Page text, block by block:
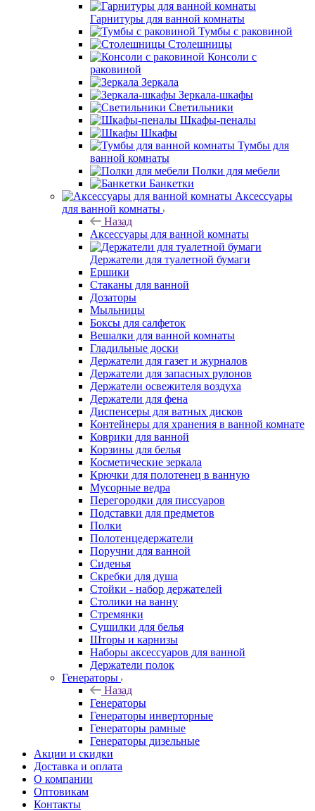
Гарнитуры для ванной комнаты
Тумбы с раковиной
Столешницы
Консоли с
раковиной
Зеркала
Зеркала-шкафы
Светильники
Шкафы-пеналы
Шкафы
Тумбы для
ванной комнаты
Полки для мебели
Банкетки
Аксессуары
для ванной комнаты
Назад
Аксессуары для ванной комнаты
Держатели для туалетной бумаги
Ершики
Стаканы для ванной
Дозаторы
Мыльницы
Боксы для салфеток
Вешалки для ванной комнаты
Гладильные доски
Держатели для газет и журналов
Держатели для запасных рулонов
Держатели освежителя воздуха
Держатели для фена
Диспенсеры для ватных дисков
Контейнеры для хранения в ванной комнате
Коврики для ванной
Корзины для белья
Косметические зеркала
Крючки для полотенец в ванную
Мусорные ведра
Перегородки для писсуаров
Подставки для предметов
Полки
Полотенцедержатели
Поручни для ванной
Сиденья
Скребки для душа
Стойки - набор держателей
Столики на ванну
Стремянки
Сушилки для белья
Шторы и карнизы
Наборы аксессуаров для ванной
Держатели полок
Генераторы
Назад
Генераторы
Генераторы инверторные
Генераторы рамные
Генераторы дизельные
Акции и скидки
Доставка и оплата
О компании
Оптовикам
Контакты